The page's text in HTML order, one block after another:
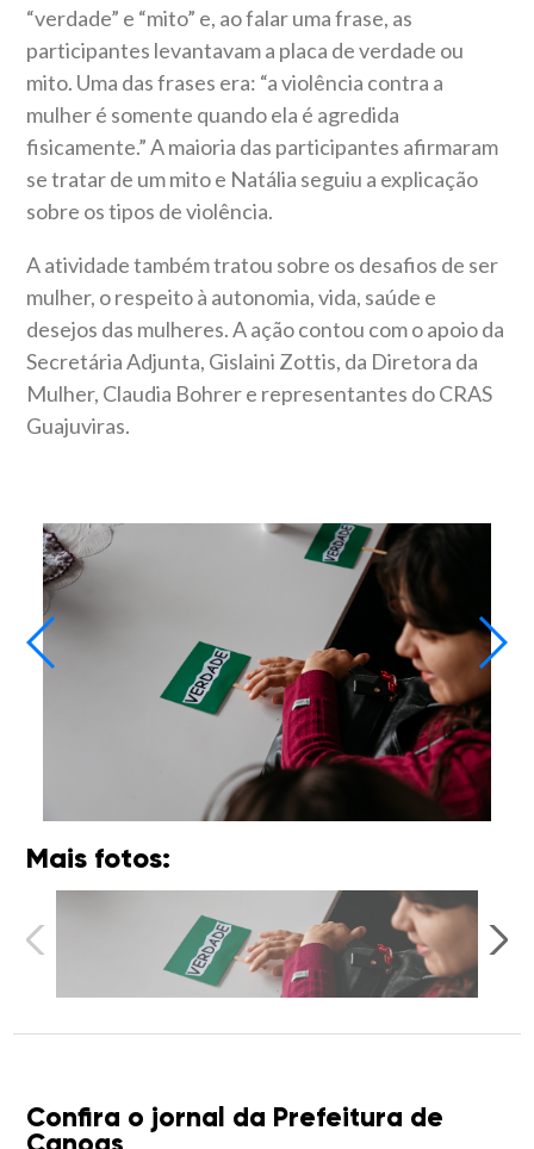
“verdade” e “mito” e, ao falar uma frase, as
participantes levantavam a placa de verdade ou
mito. Uma das frases era: “a violência contra a
mulher é somente quando ela é agredida
fisicamente.” A maioria das participantes afirmaram
se tratar de um mito e Natália seguiu a explicação
sobre os tipos de violência.
A atividade também tratou sobre os desafios de ser
mulher, o respeito à autonomia, vida, saúde e
desejos das mulheres. A ação contou com o apoio da
Secretária Adjunta, Gislaini Zottis, da Diretora da
Mulher, Claudia Bohrer e representantes do CRAS
Guajuviras.
Mais fotos:
Confira o jornal da Prefeitura de